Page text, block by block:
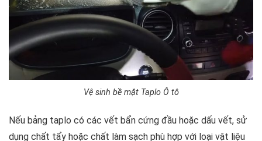
Vệ sinh bề mặt Taplo Ô tô
Nếu bảng taplo có các vết bẩn cứng đầu hoặc dấu vết, sử
dụng chất tẩy hoặc chất làm sạch phù hợp với loại vật liệu